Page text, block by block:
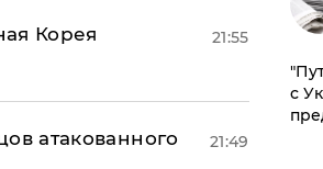
Корея
21:55
атакованного
21:49
с